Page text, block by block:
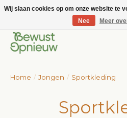
Wij bieden het grootste aanbod in
Home / Jongen / Sportkleding
Wij slaan cookies op om onze website te
Nee
Meer